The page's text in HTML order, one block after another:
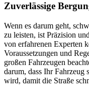
Zuverlässige
Wenn es darum geht,
zu leisten, ist Präzision
von erfahrenen Experten
Voraussetzungen und
großen Fahrzeugen
darum, dass Ihr Fahrzeug
wird, damit die Straße